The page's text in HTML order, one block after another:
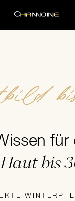
für
Haut bis